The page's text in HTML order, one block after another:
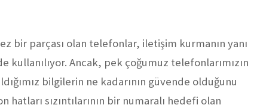
bir parçası olan telefonlar, iletişim kurmanın yanı
kullanılıyor. Ancak, pek çoğumuz telefonlarımızın
bilgilerin ne kadarının güvende olduğunu
sızıntılarının bir numaralı hedefi olan